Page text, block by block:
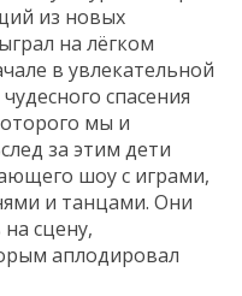
из новых
на лёгком
в увлекательной
спасения
мы и
за этим дети
шоу с играми,
и танцами. Они
сцену,
аплодировал